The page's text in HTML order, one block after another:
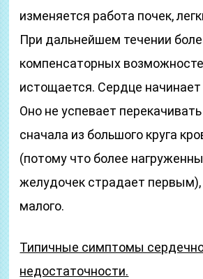
изменяется работа почек,
При дальнейшем течении
компенсаторных
истощается. Сердце
Оно не успевает
сначала из большого круга
(потому что более
желудочек страдает первым),
малого.
Типичные симптомы
недостаточности.